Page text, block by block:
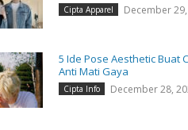
Cipta Apparel December
5 Ide Pose Aesthetic Buat
Anti Mati Gaya
Cipta Info December 28,